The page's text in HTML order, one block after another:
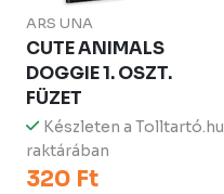
ARS UNA
CUTE ANIMALS
DOGGIE 1. OSZT.
FÜZET
Készleten a Tolltartó.hu
raktárában
320 Ft